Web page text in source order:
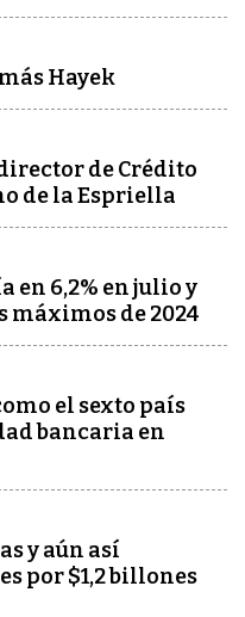
Hayek
de Crédito
de la Espriella
en 6,2% en julio y
máximos de 2024
el sexto país
bancaria en
y aún así
por $1,2 billones